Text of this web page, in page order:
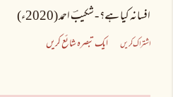
افسانہ کیا ہے؟ - شکیبؔ احمد (2020ء)
اشتراک کریں ایک تبصرہ شائع کریں